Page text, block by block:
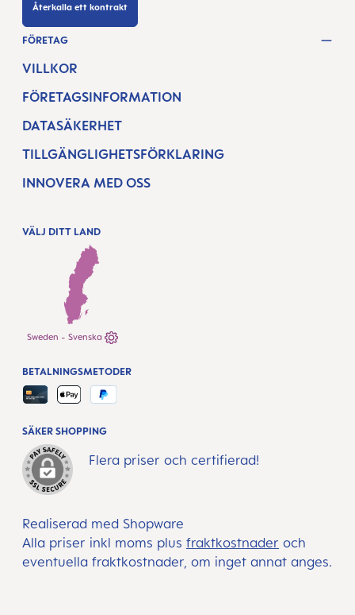
Återkalla ett kontrakt
FÖRETAG
VILLKOR
FÖRETAGSINFORMATION
DATASÄKERHET
TILLGÄNGLIGHETSFÖRKLARING
INNOVERA MED OSS
VÄLJ DITT LAND
Sweden - Svenska
Realiserad med Shopware
Alla priser inkl moms plus fraktkostnader och
eventuella fraktkostnader, om inget annat anges.
SÄKER SHOPPING
Flera priser och certifierad!
BETALNINGSMETODER